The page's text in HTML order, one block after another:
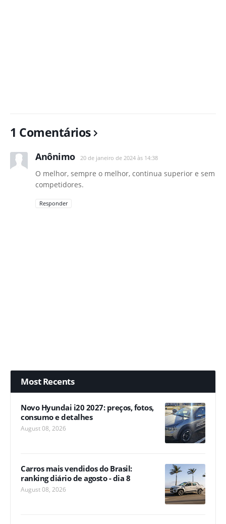
1 Comentários
Anônimo 20 de janeiro de 2024 às 14:38
O melhor, sempre o melhor, continua superior e sem
competidores.
Responder
Most Recents
Novo Hyundai i20 2027: preços, fotos,
consumo e detalhes
August 08, 2026
Carros mais vendidos do Brasil:
ranking diário de agosto - dia 8
August 08, 2026